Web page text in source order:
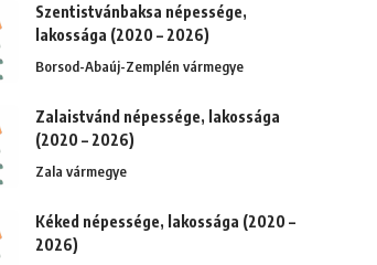
Szentistvánbaksa népessége,
lakossága (2020 – 2026)
Borsod-Abaúj-Zemplén vármegye
Zalaistvánd népessége, lakossága
(2020 – 2026)
Zala vármegye
Kéked népessége, lakossága (2020 –
2026)